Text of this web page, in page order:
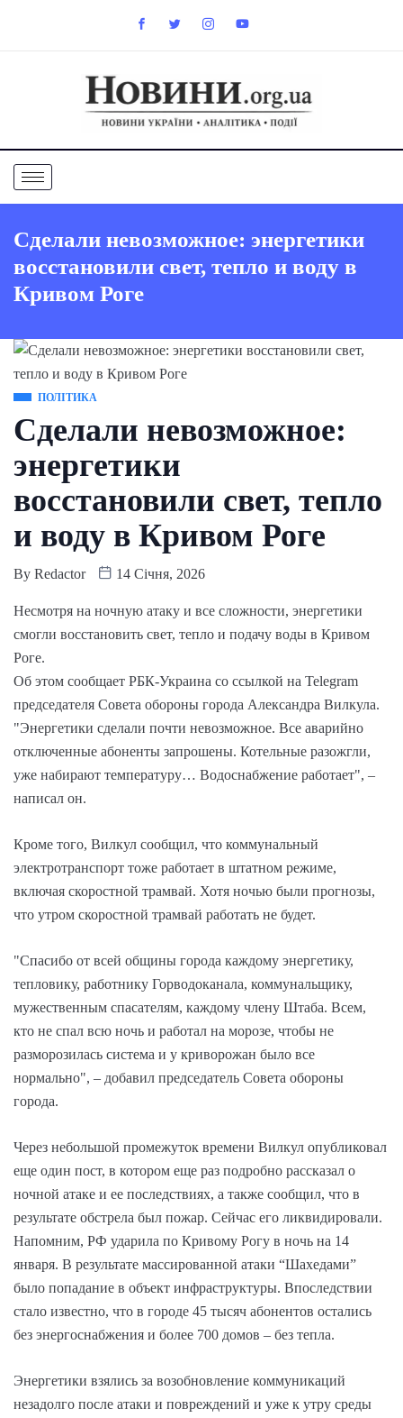
Сделали невозможное: энергетики
восстановили свет, тепло и воду в
Кривом Роге
ПОЛІТИКА
Сделали невозможное:
энергетики
восстановили свет, тепло
и воду в Кривом Роге
By Redactor 14 Січня, 2026
Несмотря на ночную атаку и все сложности, энергетики
смогли восстановить свет, тепло и подачу воды в Кривом
Роге.
Об этом сообщает РБК-Украина со ссылкой на Telegram
председателя Совета обороны города Александра Вилкула.
"Энергетики сделали почти невозможное. Все аварийно
отключенные абоненты запрошены. Котельные разожгли,
уже набирают температуру… Водоснабжение работает", –
написал он.
Кроме того, Вилкул сообщил, что коммунальный
электротранспорт тоже работает в штатном режиме,
включая скоростной трамвай. Хотя ночью были прогнозы,
что утром скоростной трамвай работать не будет.
"Спасибо от всей общины города каждому энергетику,
тепловику, работнику Горводоканала, коммунальщику,
мужественным спасателям, каждому члену Штаба. Всем,
кто не спал всю ночь и работал на морозе, чтобы не
разморозилась система и у криворожан было все
нормально", – добавил председатель Совета обороны
города.
Через небольшой промежуток времени Вилкул опубликовал
еще один пост, в котором еще раз подробно рассказал о
ночной атаке и ее последствиях, а также сообщил, что в
результате обстрела был пожар. Сейчас его ликвидировали.
Напомним, РФ ударила по Кривому Рогу в ночь на 14
января. В результате массированной атаки “Шахедами”
было попадание в объект инфраструктуры. Впоследствии
стало известно, что в городе 45 тысяч абонентов остались
без энергоснабжения и более 700 домов – без тепла.
Энергетики взялись за возобновление коммуникаций
незадолго после атаки и повреждений и уже к утру среды